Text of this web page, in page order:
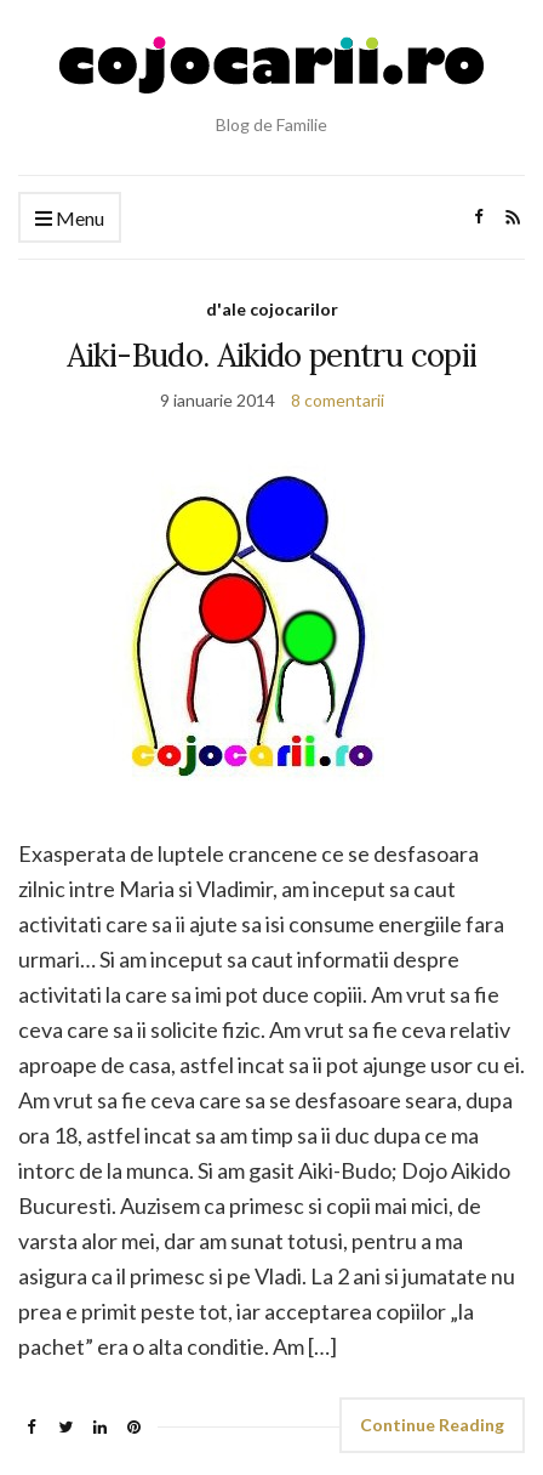
Blog de Familie
Menu
d'ale cojocarilor
Aiki-Budo. Aikido pentru copii
9 ianuarie 2014 8 comentarii
Exasperata de luptele crancene ce se desfasoara
zilnic intre Maria si Vladimir, am inceput sa caut
activitati care sa ii ajute sa isi consume energiile fara
urmari… Si am inceput sa caut informatii despre
activitati la care sa imi pot duce copiii. Am vrut sa fie
ceva care sa ii solicite fizic. Am vrut sa fie ceva relativ
aproape de casa, astfel incat sa ii pot ajunge usor cu ei.
Am vrut sa fie ceva care sa se desfasoare seara, dupa
ora 18, astfel incat sa am timp sa ii duc dupa ce ma
intorc de la munca. Si am gasit Aiki-Budo; Dojo Aikido
Bucuresti. Auzisem ca primesc si copii mai mici, de
varsta alor mei, dar am sunat totusi, pentru a ma
asigura ca il primesc si pe Vladi. La 2 ani si jumatate nu
prea e primit peste tot, iar acceptarea copiilor „la
pachet” era o alta conditie. Am […]
Continue Reading